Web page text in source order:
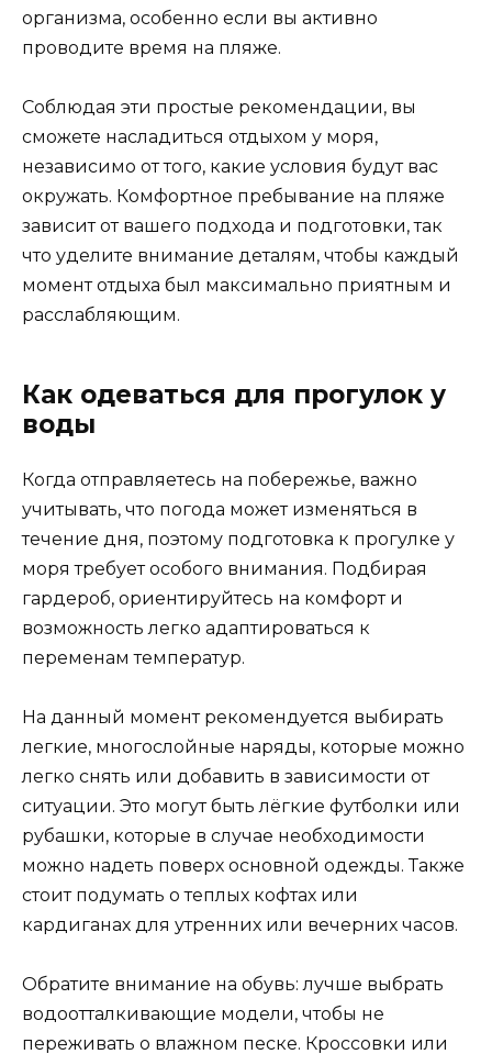
организма, особенно если вы активно
проводите время на пляже.
Соблюдая эти простые рекомендации, вы
сможете насладиться отдыхом у моря,
независимо от того, какие условия будут вас
окружать. Комфортное пребывание на пляже
зависит от вашего подхода и подготовки, так
что уделите внимание деталям, чтобы каждый
момент отдыха был максимально приятным и
расслабляющим.
Как одеваться для прогулок у
воды
Когда отправляетесь на побережье, важно
учитывать, что погода может изменяться в
течение дня, поэтому подготовка к прогулке у
моря требует особого внимания. Подбирая
гардероб, ориентируйтесь на комфорт и
возможность легко адаптироваться к
переменам температур.
На данный момент рекомендуется выбирать
легкие, многослойные наряды, которые можно
легко снять или добавить в зависимости от
ситуации. Это могут быть лёгкие футболки или
рубашки, которые в случае необходимости
можно надеть поверх основной одежды. Также
стоит подумать о теплых кофтах или
кардиганах для утренних или вечерних часов.
Обратите внимание на обувь: лучше выбрать
водоотталкивающие модели, чтобы не
переживать о влажном песке. Кроссовки или